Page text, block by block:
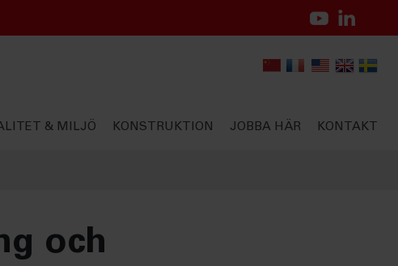
& MILJÖ KONSTRUKTION JOBBA HÄR KONTAKT
och